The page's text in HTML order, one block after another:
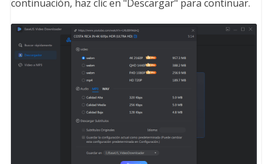
continuación, haz clic en "Descargar" para continuar.